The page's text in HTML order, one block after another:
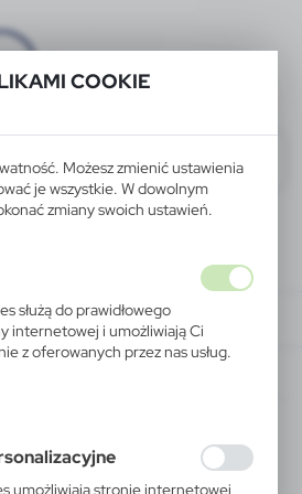
COOKIE
Możesz zmienić ustawienia
je wszystkie. W dowolnym
zmiany swoich ustawień.
służą do prawidłowego
internetowej i umożliwiają Ci
z oferowanych przez nas usług.
Twoich ustawień
bez zakłóceń.
umożliwiają stronie internetowej